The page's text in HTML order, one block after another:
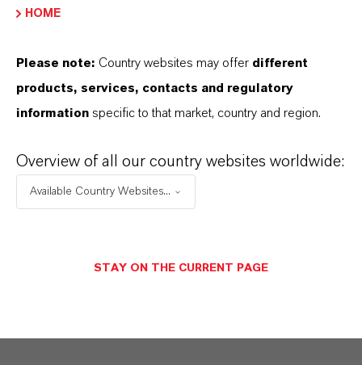
WEITERE INFORMATIONEN
Lewatit Produktsuche
HOME
Please note: Country websites may offer different
products, services, contacts and regulatory
information specific to that market, country and region.
Overview of all our country websites worldwide:
Available Country Websites...
STAY ON THE CURRENT PAGE